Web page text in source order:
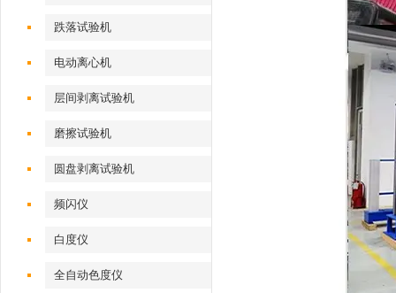
跌落试验机
电动离心机
层间剥离试验机
磨擦试验机
圆盘剥离试验机
频闪仪
白度仪
全自动色度仪